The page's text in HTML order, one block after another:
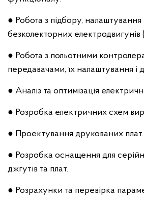
● Робота з підбору, налаштування
безколекторних електродвигунів
● Робота з польотними
передавачами, їх налаштування і
● Аналіз та оптимізація
● Розробка електричних схем
● Проектування друкованих плат.
● Розробка оснащення для
джгутів та плат.
● Розрахунки та перевірка